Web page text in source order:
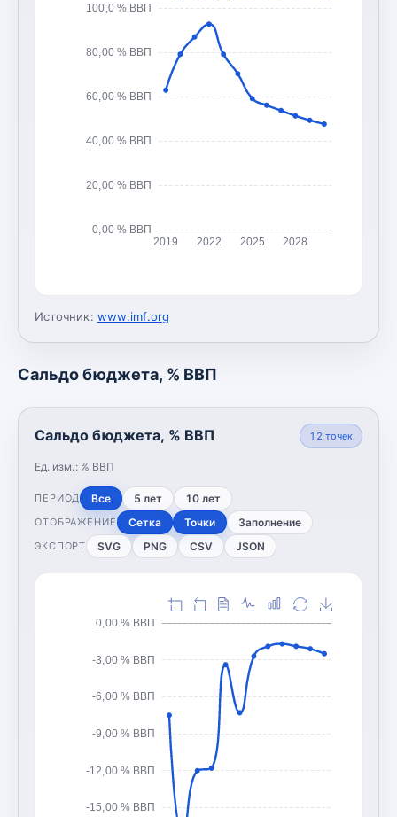
0,00 % ВВП
20,00 % ВВП
40,00 % ВВП
60,00 % ВВП
80,00 % ВВП
100,0 % ВВП
2019 2022 2025 2028
Источник: www.imf.org
Сальдо бюджета, % ВВП
Сальдо бюджета, % ВВП
Ед. изм.: % ВВП
12 точек
ПЕРИОД Все 5 лет 10 лет
ОТОБРАЖЕНИЕ Сетка Точки Заполнение
ЭКСПОРТ SVG PNG CSV JSON
-15,00 % ВВП
-12,00 % ВВП
-9,00 % ВВП
-6,00 % ВВП
-3,00 % ВВП
0,00 % ВВП